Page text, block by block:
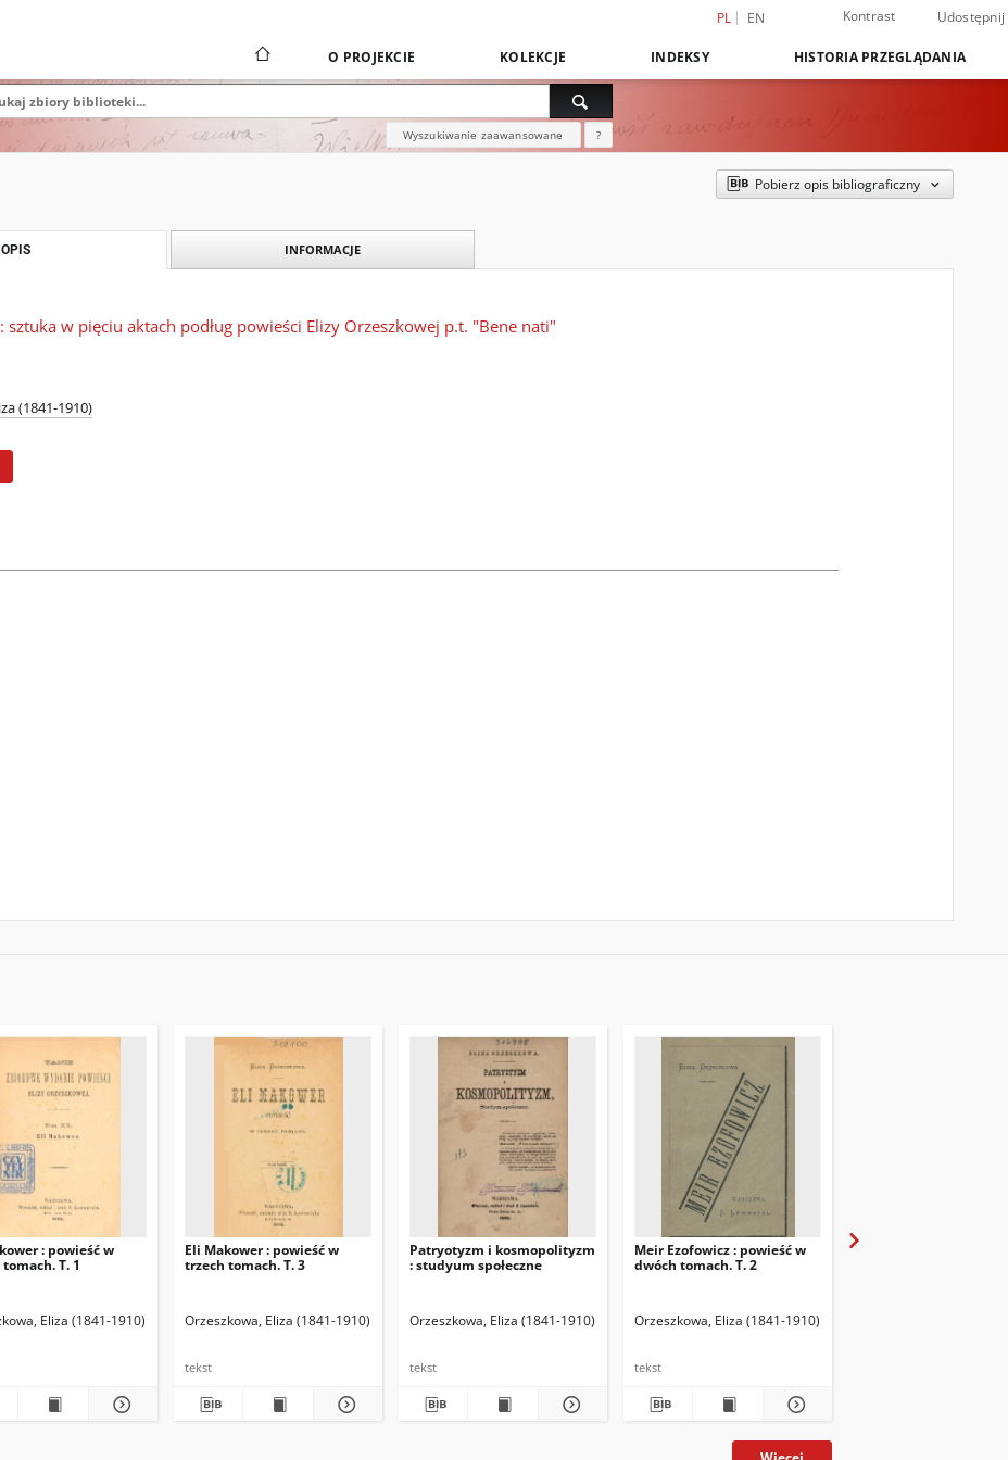
PL EN Kontrast Udostępnij
O PROJEKCIE KOLEKCJE INDEKSY HISTORIA PRZEGLĄDANIA
Wyszukiwanie zaawansowane ?
Pobierz opis bibliograficzny
OPIS INFORMACJE
sztuka w pięciu aktach podług powieści Elizy Orzeszkowej p.t. "Bene nati"
(1841-1910)
: powieść w
T. 1
Eliza (1841-1910)
Eli Makower : powieść w
trzech tomach. T. 3
Orzeszkowa, Eliza (1841-1910)
tekst
Patryotyzm i kosmopolityzm
: studyum społeczne
Orzeszkowa, Eliza (1841-1910)
tekst
Meir Ezofowicz : powieść w
dwóch tomach. T. 2
Orzeszkowa, Eliza (1841-1910)
tekst